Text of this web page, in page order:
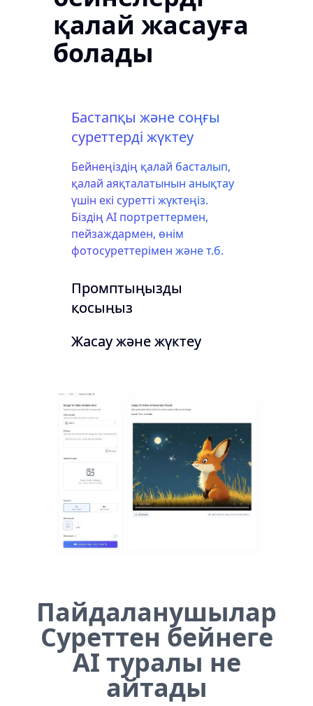
қалай жасауға
болады
Бастапқы және соңғы
суреттерді жүктеу
Бейнеңіздің қалай басталып,
қалай аяқталатынын анықтау
үшін екі суретті жүктеңіз.
Біздің AI портреттермен,
пейзаждармен, өнім
фотосуреттерімен және т.б.
Learn more
Промптыңызды
қосыңыз
Жасау және жүктеу
Пайдаланушылар
Суреттен бейнеге
AI туралы не
айтады